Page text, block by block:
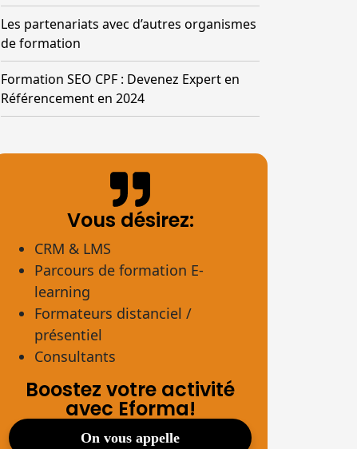
Les partenariats avec d’autres organismes
de formation
Formation SEO CPF : Devenez Expert en
Référencement en 2024
Vous désirez:
CRM & LMS
Parcours de formation E-
learning
Formateurs distanciel /
présentiel
Consultants
Boostez votre activité
avec Eforma!
on vous appelle